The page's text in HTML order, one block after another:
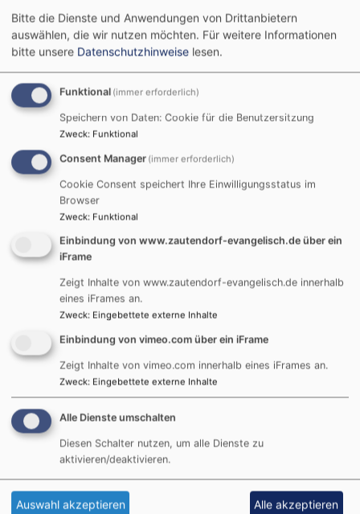
Bildrechte Pfarrei Cadolzburg
Air des Zautendor
Weiterlesen
Juli
Der Zautendorfer
Posaunenchor - eine
Chronik
erstellt und vorgetragenanlässlich des Konzertes
zum 50jährigen Jubiläum am 21.07.2012
(ursprünglich erstellt zum 40jährigen Jubiläum von
Gerhard Croner und nun überarbeitet und
aktualisiert von Gert Eberlein)
Weiterlesen
Der
Bitte die Dienste und Anwendungen von Drittanbietern
auswählen, die wir nutzen möchten. Für weitere Informationen
bitte unsere Datenschutzhinweise lesen.
Funktional (immer erforderlich)
Speichern von Daten: Cookie für die Benutzersitzung
Zweck: Funktional
Consent Manager (immer erforderlich)
Cookie Consent speichert Ihre Einwilligungsstatus im
Browser
Zweck: Funktional
Einbindung von www.zautendorf-evangelisch.de über ein
iFrame
Zeigt Inhalte von www.zautendorf-evangelisch.de innerhalb
eines iFrames an.
Zweck: Eingebettete externe Inhalte
Einbindung von vimeo.com über ein iFrame
Zeigt Inhalte von vimeo.com innerhalb eines iFrames an.
Zweck: Eingebettete externe Inhalte
Alle Dienste umschalten
Diesen Schalter nutzen, um alle Dienste zu
aktivieren/deaktivieren.
Auswahl akzeptieren Alle akzeptieren